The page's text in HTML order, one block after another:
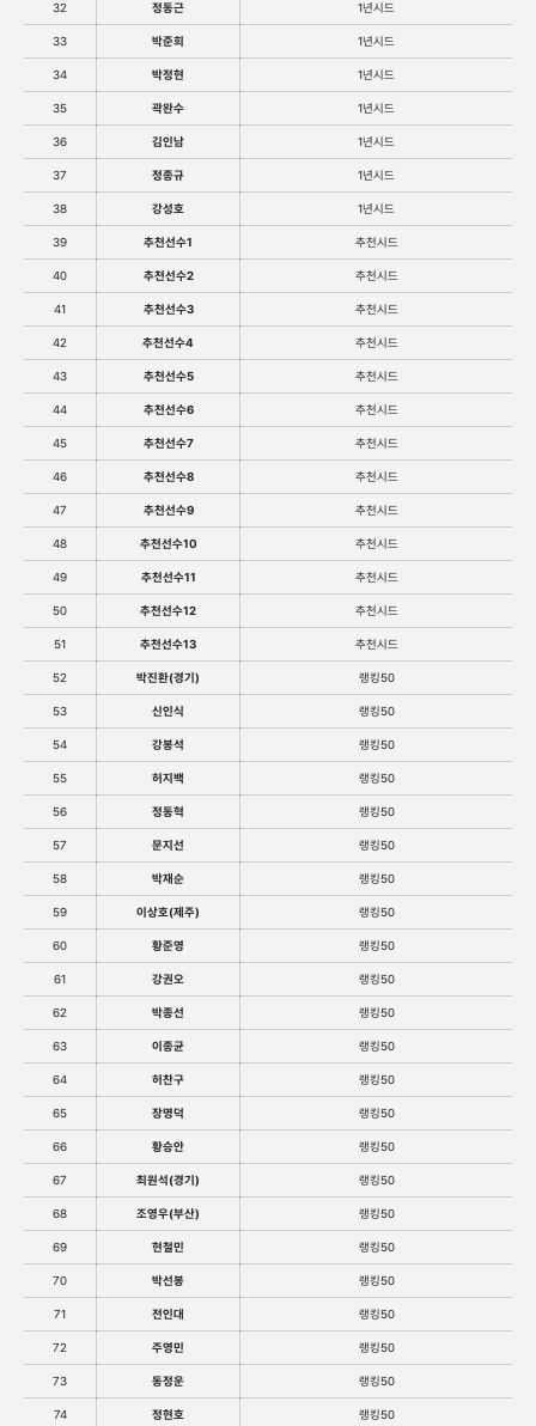
32 정동근 1년시드
33 박준희 1년시드
34 박정현 1년시드
35 곽완수 1년시드
36 김인남 1년시드
37 정종규 1년시드
38 강성호 1년시드
39 추천선수1 추천시드
40 추천선수2 추천시드
41 추천선수3 추천시드
42 추천선수4 추천시드
43 추천선수5 추천시드
44 추천선수6 추천시드
45 추천선수7 추천시드
46 추천선수8 추천시드
47 추천선수9 추천시드
48 추천선수10 추천시드
49 추천선수11 추천시드
50 추천선수12 추천시드
51 추천선수13 추천시드
52 박진환(경기) 랭킹50
53 신인식 랭킹50
54 강봉석 랭킹50
55 허지백 랭킹50
56 정동혁 랭킹50
57 문지선 랭킹50
58 박재순 랭킹50
59 이상호(제주) 랭킹50
60 황준영 랭킹50
61 강권오 랭킹50
62 박종선 랭킹50
63 이종균 랭킹50
64 허찬구 랭킹50
65 장명덕 랭킹50
66 황승안 랭킹50
67 최원석(경기) 랭킹50
68 조영우(부산) 랭킹50
69 현철민 랭킹50
70 박선봉 랭킹50
71 전인대 랭킹50
72 주영민 랭킹50
73 동정운 랭킹50
74 정현호 랭킹50